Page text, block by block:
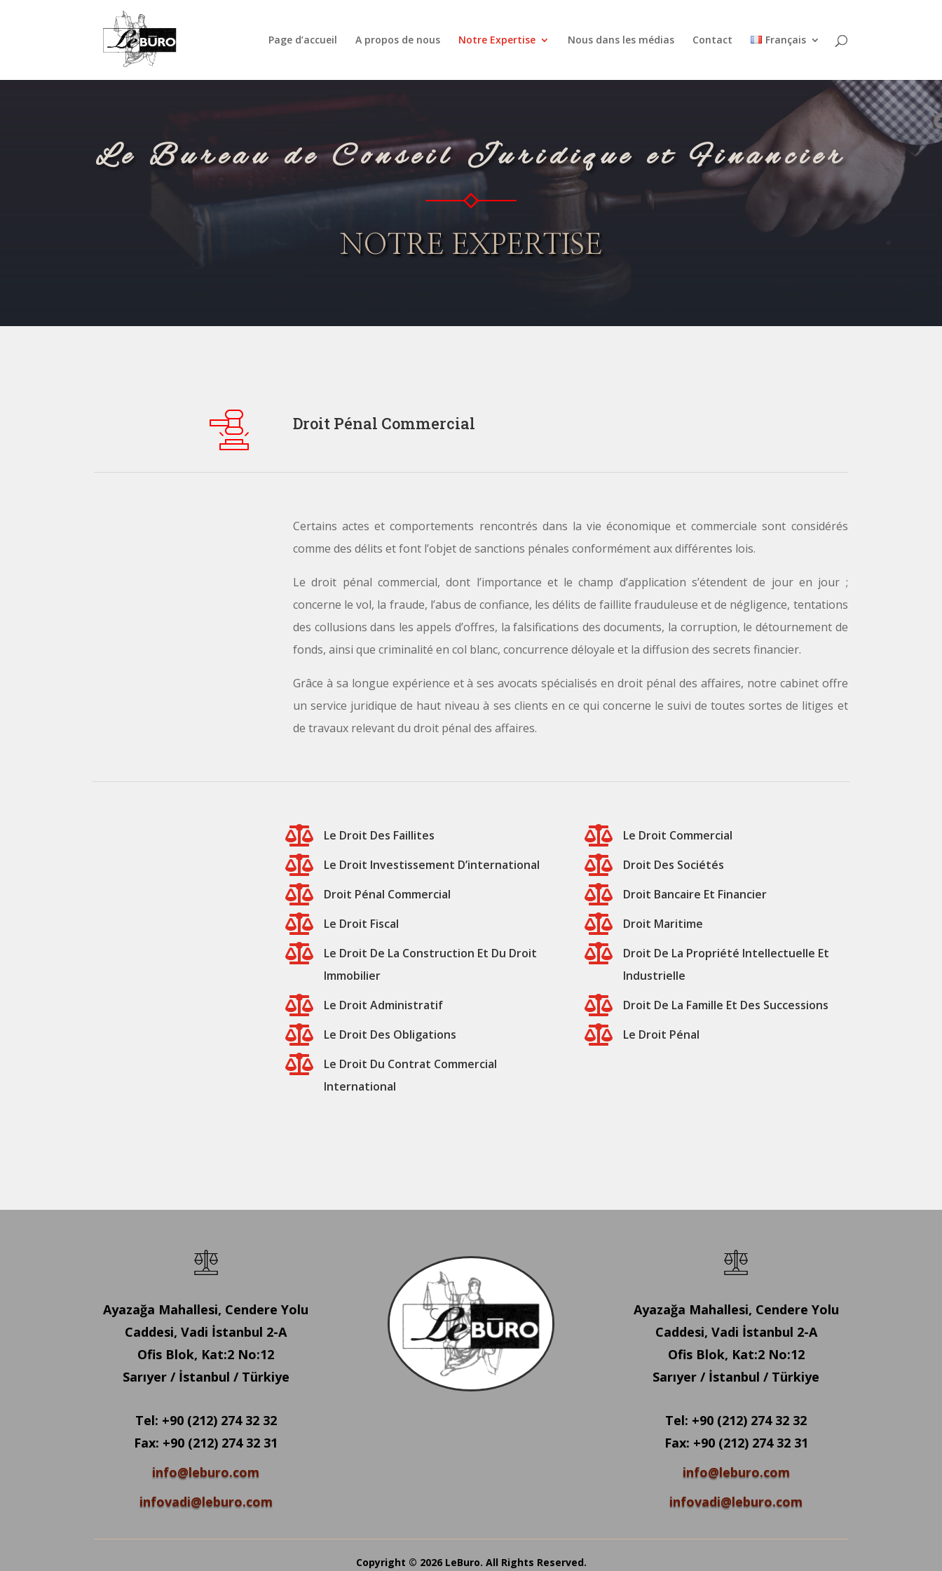
Page d’accueil A propos de nous Notre Expertise Nous dans les médias Contact Français
Le Bureau de Conseil Juridique et Financier
NOTRE EXPERTISE
Droit Pénal Commercial
Certains actes et comportements rencontrés dans la vie économique et commerciale sont considérés
comme des délits et font l’objet de sanctions pénales conformément aux différentes lois.
Le droit pénal commercial, dont l’importance et le champ d’application s’étendent de jour en jour ;
concerne le vol, la fraude, l’abus de confiance, les délits de faillite frauduleuse et de négligence, tentations
des collusions dans les appels d’offres, la falsifications des documents, la corruption, le détournement de
fonds, ainsi que criminalité en col blanc, concurrence déloyale et la diffusion des secrets financier.
Grâce à sa longue expérience et à ses avocats spécialisés en droit pénal des affaires, notre cabinet offre
un service juridique de haut niveau à ses clients en ce qui concerne le suivi de toutes sortes de litiges et
de travaux relevant du droit pénal des affaires.
 Le Droit Des Faillites
 Le Droit Investissement D’international
 Droit Pénal Commercial
 Le Droit Fiscal

Le Droit De La Construction Et Du Droit
Immobilier
 Le Droit Administratif
 Le Droit Des Obligations

Le Droit Du Contrat Commercial
International
 Le Droit Commercial
 Droit Des Sociétés
 Droit Bancaire Et Financier
 Droit Maritime

Droit De La Propriété Intellectuelle Et
Industrielle
 Droit De La Famille Et Des Successions
 Le Droit Pénal
Ayazağa Mahallesi, Cendere Yolu
Caddesi, Vadi İstanbul 2-A
Ofis Blok, Kat:2 No:12
Sarıyer / İstanbul / Türkiye
Tel: +90 (212) 274 32 32
Fax: +90 (212) 274 32 31
info@leburo.com
infovadi@leburo.com
Ayazağa Mahallesi, Cendere Yolu
Caddesi, Vadi İstanbul 2-A
Ofis Blok, Kat:2 No:12
Sarıyer / İstanbul / Türkiye
Tel: +90 (212) 274 32 32
Fax: +90 (212) 274 32 31
info@leburo.com
infovadi@leburo.com
Copyright © 2026 LeBuro. All Rights Reserved.